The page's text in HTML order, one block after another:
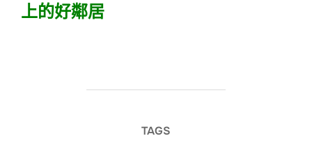
上的好鄰居
TAGS